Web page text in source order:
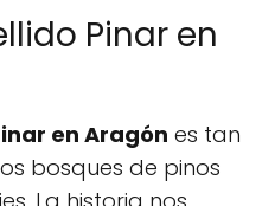
Pinar en
en Aragón es tan
bosques de pinos